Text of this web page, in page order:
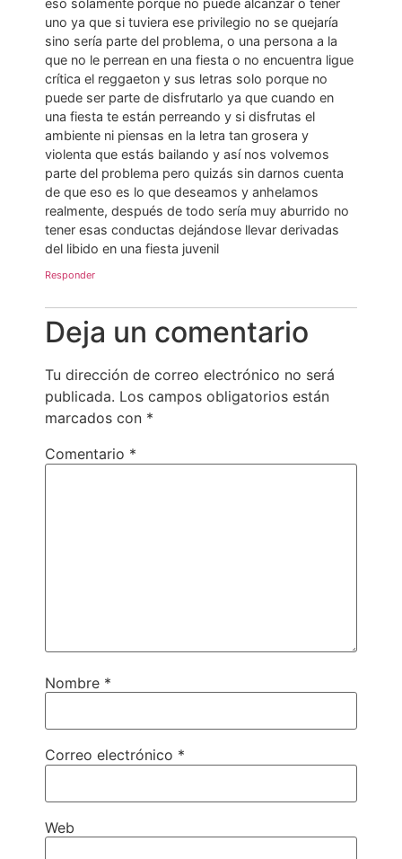
eso solamente porque no puede alcanzar o tener
uno ya que si tuviera ese privilegio no se quejaría
sino sería parte del problema, o una persona a la
que no le perrean en una fiesta o no encuentra ligue
crítica el reggaeton y sus letras solo porque no
puede ser parte de disfrutarlo ya que cuando en
una fiesta te están perreando y si disfrutas el
ambiente ni piensas en la letra tan grosera y
violenta que estás bailando y así nos volvemos
parte del problema pero quizás sin darnos cuenta
de que eso es lo que deseamos y anhelamos
realmente, después de todo sería muy aburrido no
tener esas conductas dejándose llevar derivadas
del libido en una fiesta juvenil
Responder
Deja un comentario
Tu dirección de correo electrónico no será
publicada. Los campos obligatorios están
marcados con *
Comentario *
Nombre *
Correo electrónico *
Web